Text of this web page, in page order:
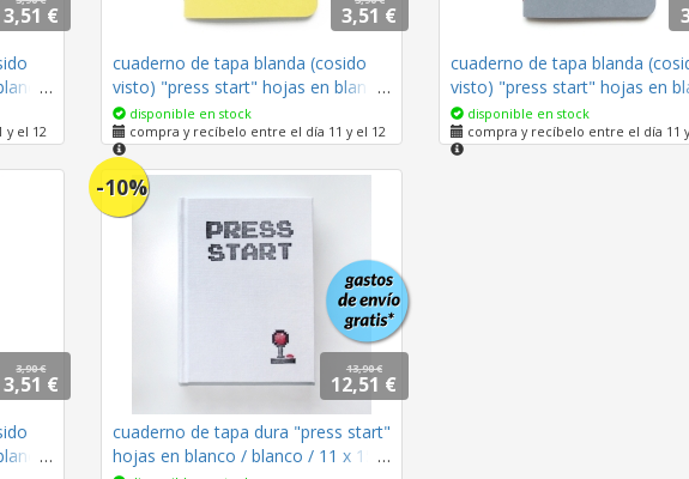
3,51 €
y el 12
3,51 €
cuaderno de tapa blanda (cosido
visto) "press start" hojas en blanco
/ amarillo limón / 10 x 14 cm
disponible en stock
compra y recíbelo entre el día 11 y el 12
cuaderno de tapa blanda
visto) "press start" hojas en
/ gris claro / 10 x 14 cm
disponible en stock
compra y recíbelo entre el día 11
3,90 €
3,51 €
-10%
13,90 €
12,51 €
cuaderno de tapa dura "press start"
hojas en blanco / blanco / 11 x 15